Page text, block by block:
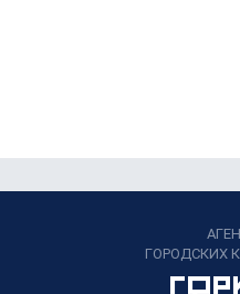
ГОРОДСКИХ